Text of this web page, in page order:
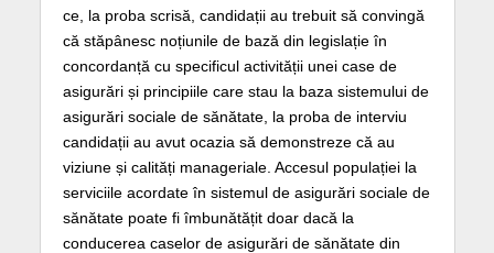
ce, la proba scrisă, candidații au trebuit să convingă
că stăpânesc noțiunile de bază din legislație în
concordanță cu specificul activității unei case de
asigurări și principiile care stau la baza sistemului de
asigurări sociale de sănătate, la proba de interviu
candidații au avut ocazia să demonstreze că au
viziune și calități manageriale. Accesul populației la
serviciile acordate în sistemul de asigurări sociale de
sănătate poate fi îmbunătățit doar dacă la
conducerea caselor de asigurări de sănătate din